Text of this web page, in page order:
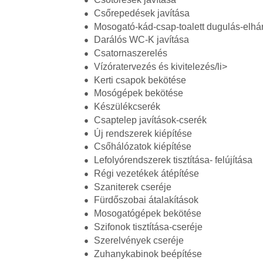
Csőrepedések javítása
Mosogató-kád-csap-toalett dugulás-
Darálós WC-K javítása
Csatornaszerelés
Vízóratervezés és kivitelezés/li>
Kerti csapok bekötése
Mosógépek bekötése
Készülékcserék
Csaptelep javítások-cserék
Új rendszerek kiépítése
Csőhálózatok kiépítése
Lefolyórendszerek tisztítása- felújítása
Régi vezetékek átépítése
Szaniterek cseréje
Fürdőszobai átalakítások
Mosogatógépek bekötése
Szifonok tisztítása-cseréje
Szerelvények cseréje
Zuhanykabinok beépítése